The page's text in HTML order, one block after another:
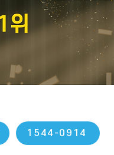
1544-0914